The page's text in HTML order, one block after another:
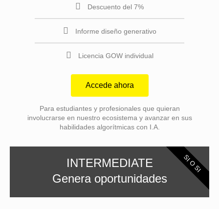
Descuento del 7%
Informe diseño generativo
Licencia GOW individual
Accede ahora
Para estudiantes y profesionales que quieran
involucrarse en nuestro ecosistema y avanzar en sus
habilidades algorítmicas con I.A.
SI O SI
INTERMEDIATE
Genera oportunidades